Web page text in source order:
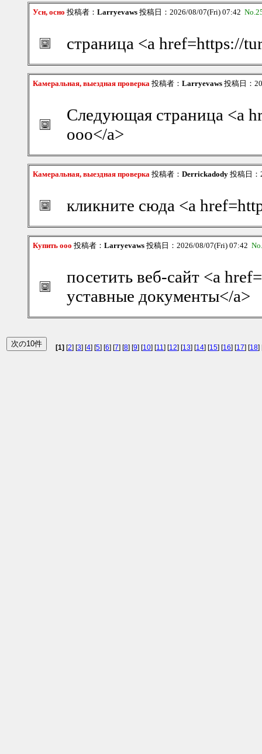
Усн, осно 投稿者： Larryevaws 投稿日：2026/08/07(Fri) 07:42
страница <a href=https://
Камеральная, выездная проверка 投稿者： Larryevaws 投稿日：
Следующая страница <a
ооо</a>
Камеральная, выездная проверка 投稿者： Derrickadody 投稿日
кликните сюда <a
Купить ооо 投稿者： Larryevaws 投稿日：2026/08/07(Fri) 07:42
посетить веб-сайт <a
уставные документы</a>
[1] [2] [3] [4] [5] [6] [7] [8] [9] [10] [11] [12] [13] [14] [15] [16] [17] [18]